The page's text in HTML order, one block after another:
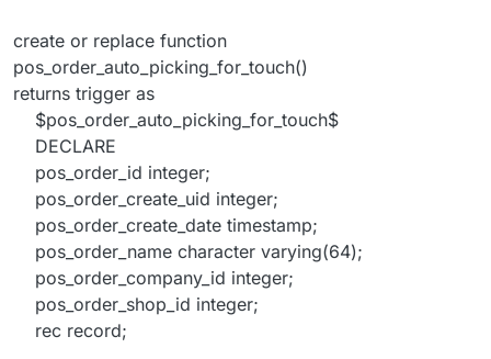
create or replace function
pos_order_auto_picking_for_touch()
returns trigger as
$pos_order_auto_picking_for_touch$
DECLARE
pos_order_id integer;
pos_order_create_uid integer;
pos_order_create_date timestamp;
pos_order_name character varying(64);
pos_order_company_id integer;
pos_order_shop_id integer;
rec record;